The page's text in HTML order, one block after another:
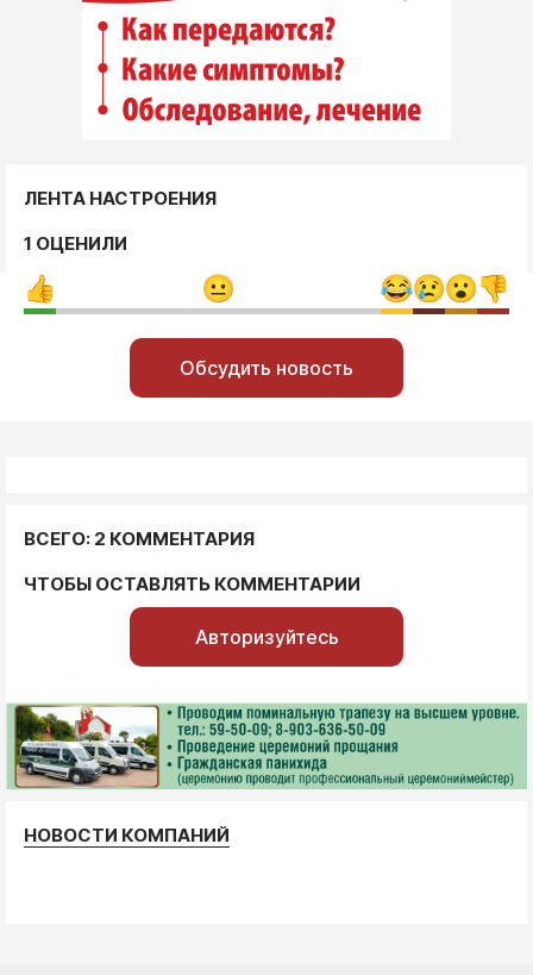
ЛЕНТА НАСТРОЕНИЯ
1 ОЦЕНИЛИ
Обсудить новость
ВСЕГО: 2 КОММЕНТАРИЯ
ЧТОБЫ ОСТАВЛЯТЬ КОММЕНТАРИИ
Авторизуйтесь
НОВОСТИ КОМПАНИЙ